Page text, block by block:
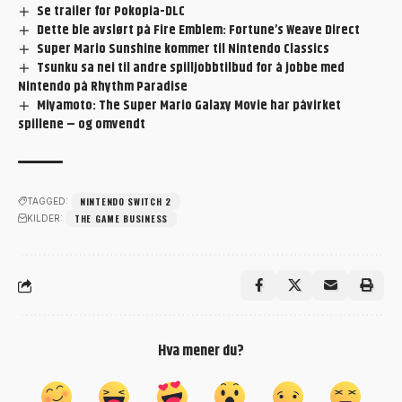
Se trailer for Pokopia-DLC
Dette ble avslørt på Fire Emblem: Fortune’s Weave Direct
Super Mario Sunshine kommer til Nintendo Classics
Tsunku sa nei til andre spilljobbtilbud for å jobbe med
Nintendo på Rhythm Paradise
Miyamoto: The Super Mario Galaxy Movie har påvirket
spillene – og omvendt
TAGGED: NINTENDO SWITCH 2
KILDER: THE GAME BUSINESS
Hva mener du?